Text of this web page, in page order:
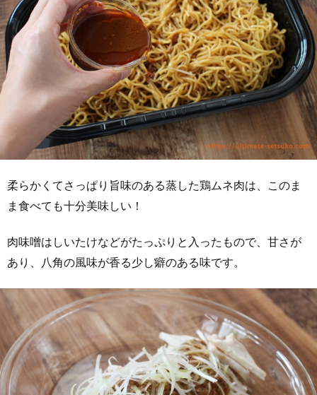
柔らかくてさっぱり旨味のある蒸した鶏ムネ肉は、このま
ま食べても十分美味しい！
肉味噌はしいたけなどがたっぷりと入ったもので、甘さが
あり、八角の風味が香る少し癖のある味です。